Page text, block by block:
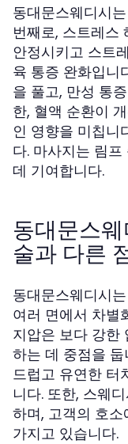
동대문스웨디시
번째로, 스트레스
안정시키고 스트
육 통증 완화입니
을 풀고, 만성 통
한, 혈액 순환이
인 영향을 미칩니
다. 마사지는 림
데 기여합니다.
동대문스
술과 다른
동대문스웨디시
여러 면에서 차별
지압은 보다 강한
하는 데 중점을
드럽고 유연한 터
니다. 또한, 스웨
하며, 고객의 호
가지고 있습니다.